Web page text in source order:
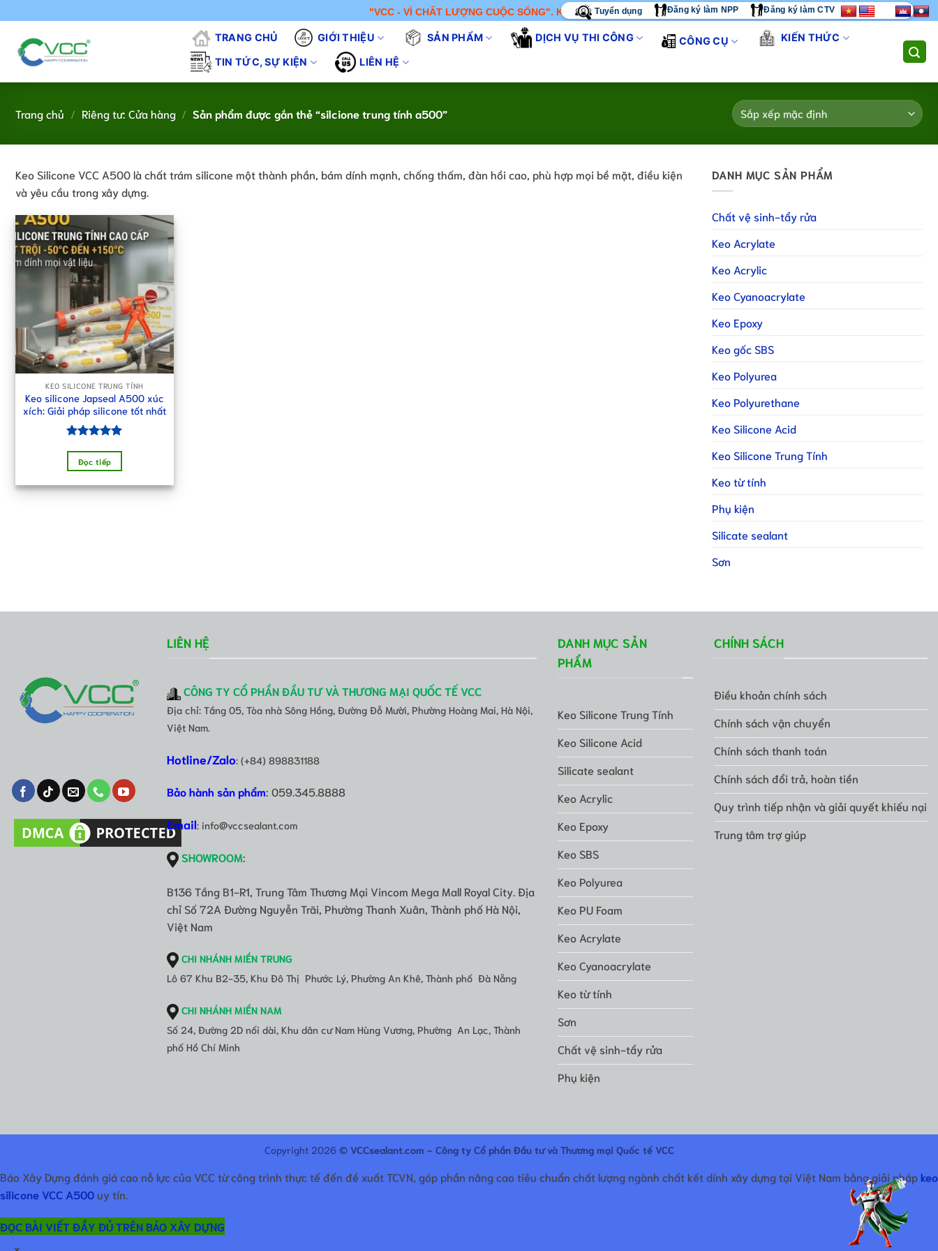
đến
dung
"VCC - VÌ CHẤT LƯỢNG CUỘC SỐNG". KHÔNG CHỈ BÁN SẢN PHẨM - CHÚNG TÔI CUNG CẤP GIẢI PHÁP THI CÔNG TOÀN
Tuyển dụng Đăng ký làm NPP Đăng ký làm CTV
TRANG CHỦ GIỚI THIỆU SẢN PHẨM DỊCH VỤ THI CÔNG CÔNG CỤ KIẾN THỨC
TIN TỨC, SỰ KIỆN LIÊN HỆ
Trang chủ / Riêng tư: Cửa hàng / Sản phẩm được gắn thẻ “silcione trung tính a500”
Keo Silicone VCC A500 là chất trám silicone một thành phần, bám dính mạnh, chống thấm, đàn hồi cao, phù hợp mọi bề mặt, điều kiện
và yêu cầu trong xây dựng.
KEO SILICONE TRUNG TÍNH
Keo silicone Japseal A500 xúc
xích: Giải pháp silicone tốt nhất
hạng 5.00
5 sao
Đọc tiếp
DANH MỤC SẢN PHẨM
Chất vệ sinh-tẩy rửa
Keo Acrylate
Keo Acrylic
Keo Cyanoacrylate
Keo Epoxy
Keo gốc SBS
Keo Polyurea
Keo Polyurethane
Keo Silicone Acid
Keo Silicone Trung Tính
Keo từ tính
Phụ kiện
Silicate sealant
Sơn
LIÊN HỆ
CÔNG TY CỔ PHẦN ĐẦU TƯ VÀ THƯƠNG MẠI QUỐC TẾ VCC
Địa chỉ: Tầng 05, Tòa nhà Sông Hồng, Đường Đỗ Mười, Phường Hoàng Mai, Hà Nội,
Việt Nam.
Hotline/Zalo: (+84) 898831188
Bảo hành sản phẩm: 059.345.8888
Email: info@vccsealant.com
SHOWROOM:
B136 Tầng B1-R1, Trung Tâm Thương Mại Vincom Mega Mall Royal City. Địa
chỉ Số 72A Đường Nguyễn Trãi, Phường Thanh Xuân, Thành phố Hà Nội,
Việt Nam
CHI NHÁNH MIỀN TRUNG
Lô 67 Khu B2-35, Khu Đô Thị Phước Lý, Phường An Khê, Thành phố Đà Nẵng
CHI NHÁNH MIỀN NAM
Số 24, Đường 2D nối dài, Khu dân cư Nam Hùng Vương, Phường An Lạc, Thành
phố Hồ Chí Minh
DANH MỤC SẢN
PHẨM
Keo Silicone Trung Tính
Keo Silicone Acid
Silicate sealant
Keo Acrylic
Keo Epoxy
Keo SBS
Keo Polyurea
Keo PU Foam
Keo Acrylate
Keo Cyanoacrylate
Keo từ tính
Sơn
Chất vệ sinh-tẩy rửa
Phụ kiện
CHÍNH SÁCH
Điều khoản chính sách
Chính sách vận chuyển
Chính sách thanh toán
Chính sách đổi trả, hoàn tiền
Quy trình tiếp nhận và giải quyết khiếu nại
Trung tâm trợ giúp
Copyright 2026 © VCCsealant.com - Công ty Cổ phần Đầu tư và Thương mại Quốc tế VCC
Báo Xây Dựng đánh giá cao nỗ lực của VCC từ công trình thực tế đến đề xuất TCVN, góp phần nâng cao tiêu chuẩn chất lượng ngành chất kết dính xây dựng tại Việt Nam bằng giải pháp keo
silicone VCC A500uy tín.
ĐỌC BÀI VIẾT ĐẦY ĐỦ TRÊN BÁO XÂY DỰNG
×